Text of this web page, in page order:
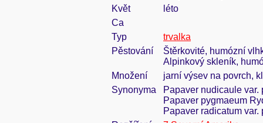
Květ
léto
Ca
Typ
trvalka
Pěstování
Štěrkovité, humózní
Alpinkový skleník,
Množení
jarní výsev na povrch,
Synonyma
Papaver nudicaule
Papaver pygmaeum
Papaver radicatum